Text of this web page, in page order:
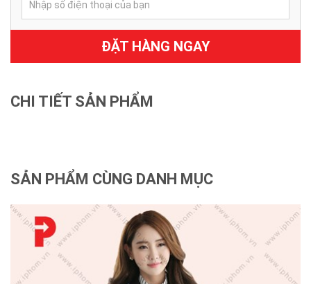
ĐẶT HÀNG NGAY
CHI TIẾT SẢN PHẨM
SẢN PHẨM CÙNG DANH MỤC